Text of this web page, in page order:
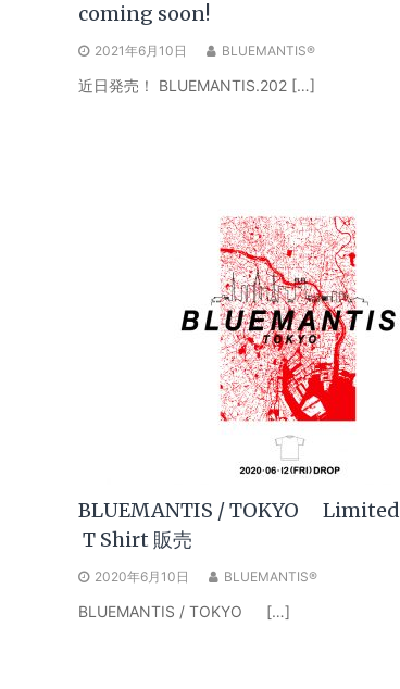
coming soon!
2021年6月10日 BLUEMANTIS®
近日発売！ BLUEMANTIS.202 […]
BLUEMANTIS / TOKYO
T Shirt 販売
2020年6月10日 BLUEMANTIS®
BLUEMANTIS / TOKYO […]